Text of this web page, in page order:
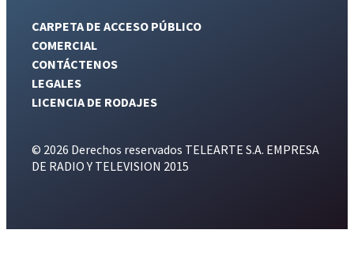
CARPETA DE ACCESO PÚBLICO
COMERCIAL
CONTÁCTENOS
LEGALES
LICENCIA DE RODAJES
© 2026 Derechos reservados TELEARTE S.A. EMPRESA
DE RADIO Y TELEVISION 2015